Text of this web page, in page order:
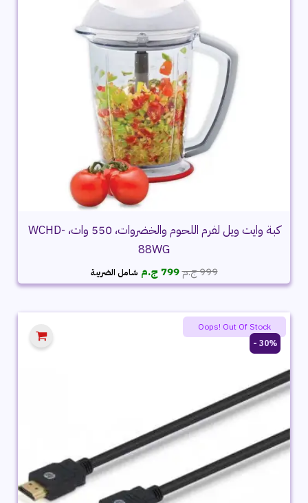
كبة وايت ويل لفرم اللحوم والخضروات، 550 وات، WCHD-
88WG
999ج.مالسعر
الأصلي
999 ج.م.
799 ج.م السعر
الحالي
799 ج.م.
شامل الضريبة
30% -
Oops! Out Of Stock
Flash Sale